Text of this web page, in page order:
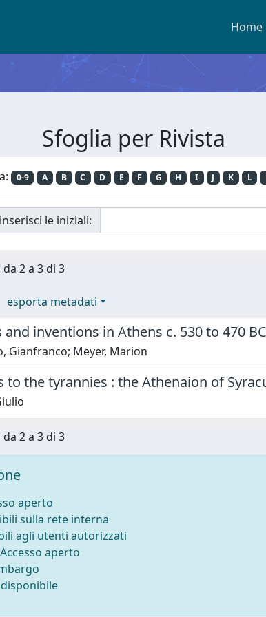
Home
Sfoglia per Rivista
0-9 A B C D E F G H I J K L
le iniziali:
2 a 3 di 3
esporta metadati
inventions in Athens c. 530 to 470
Gianfranco; Meyer, Marion
to the tyrannies : the Athenaion of
2 a 3 di 3
aperto
sulla rete interna
agli utenti autorizzati
aperto